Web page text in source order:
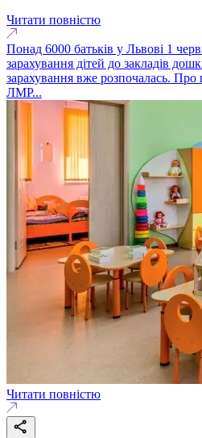
Читати повністю
Понад 6000 батьків у Львові 1
зарахування дітей до закладів
зарахування вже розпочалась. Про
ЛМР...
Читати повністю